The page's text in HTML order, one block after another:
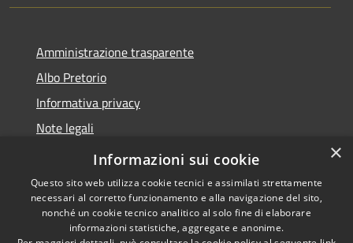
Amministrazione trasparente
Albo Pretorio
Informativa privacy
Note legali
Dichiarazione di accessibilità
Copyright © 2026 • Comune di
×
Informazioni sui cookie
Questo sito web utilizza cookie tecnici e assimilati strettamente
necessari al corretto funzionamento e alla navigazione del sito,
nonché un cookie tecnico analitico al solo fine di elaborare
informazioni statistiche, aggregate e anonime.